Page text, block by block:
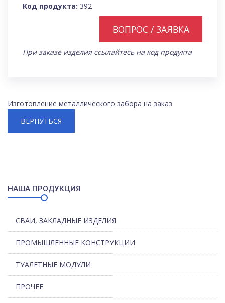
Код продукта: 392
ВОПРОС / ЗАЯВКА
При заказе изделия ссылайтесь на код продукта
Изготовление металлического забора на заказ
ВЕРНУТЬСЯ
НАША ПРОДУКЦИЯ
СВАИ, ЗАКЛАДНЫЕ ИЗДЕЛИЯ
ПРОМЫШЛЕННЫЕ КОНСТРУКЦИИ
ТУАЛЕТНЫЕ МОДУЛИ
ПРОЧЕЕ